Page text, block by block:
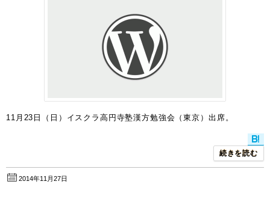
11月23日（日）イスクラ高円寺塾漢方勉強会（東京）出席。
続きを読む
2014年11月27日